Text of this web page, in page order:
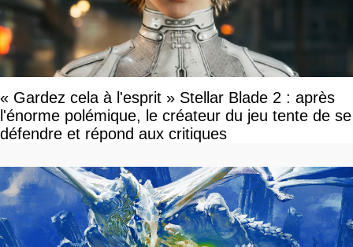
« Gardez cela à l'esprit » Stellar Blade 2 : après
l'énorme polémique, le créateur du jeu tente de se
défendre et répond aux critiques